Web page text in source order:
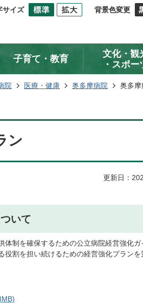
サイズ 背景色変更
子育て・教育
文化・観
・スポー
院 医療・健康 奥多摩病院 奥多摩
ン
更新日：
いて
制を確保するための公立病院経営強化ガ
割を担い続けるための経営強化プランを